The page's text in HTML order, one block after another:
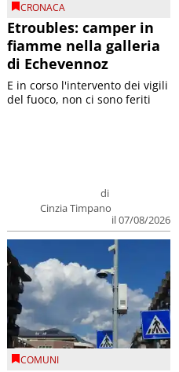
CRONACA
Etroubles: camper in
fiamme nella galleria
di Echevennoz
di
Cinzia Timpano
il 07/08/2026
E in corso l'intervento dei vigili
del fuoco, non ci sono feriti
COMUNI